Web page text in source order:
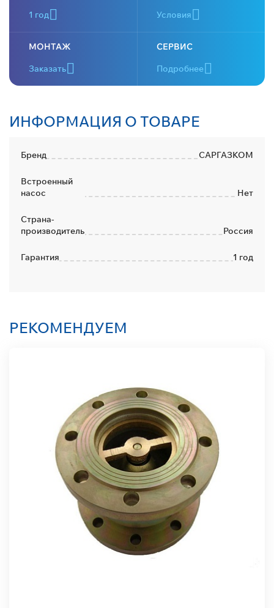
1 год
Условия
МОНТАЖ
Заказать
СЕРВИС
Подробнее
ИНФОРМАЦИЯ О ТОВАРЕ
Бренд САРГАЗКОМ
Встроенный
насос
Нет
Страна-
производитель
Россия
Гарантия 1 год
РЕКОМЕНДУЕМ